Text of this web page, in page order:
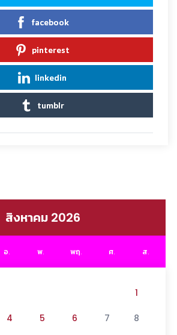
facebook
pinterest
linkedin
tumblr
สิงหาคม 2026
อ. พ. พฤ. ศ. ส.
1
4 5 6 7 8